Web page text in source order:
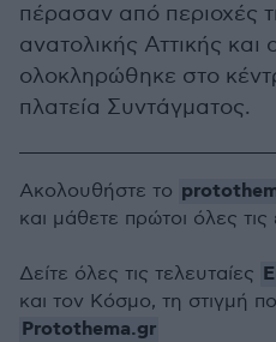
πέρασαν από περιοχές
ανατολικής Αττικής
ολοκληρώθηκε στο
πλατεία Συντάγματος.
Ακολουθήστε το
και μάθετε πρώτοι όλες τις
Δείτε όλες τις τελευταίες
και τον Κόσμο, τη στιγμή
Protothema.gr